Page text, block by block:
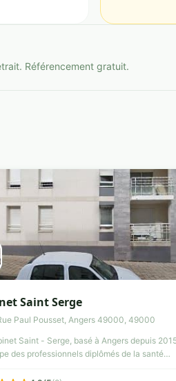
Référencement gratuit.
Saint Serge
Paul Pousset, Angers 49000, 49000
Saint - Serge, basé à Angers depuis
des professionnels diplômés de la santé